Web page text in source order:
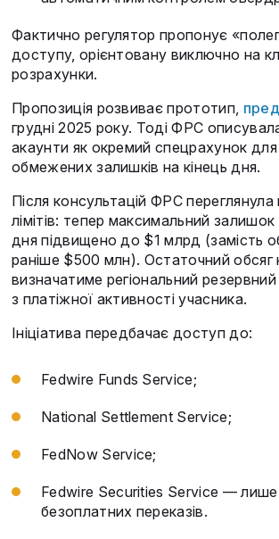
Фактично регулятор пропонує
доступу, орієнтовану виключно на
розрахунки.
Пропозиція розвиває прототип,
грудні 2025 року. Тоді ФРС
акаунти як окремий спецрахунок для
обмежених залишків на кінець дня.
Після консультацій ФРС
лімітів: тепер максимальний
дня підвищено до $1 млрд (замість
раніше $500 млн). Остаточний обсяг
визначатиме регіональний
з платіжної активності учасника.
Ініціатива передбачає доступ до:
Fedwire Funds Service;
National Settlement Service;
FedNow Service;
Fedwire Securities Service —
безоплатних переказів.